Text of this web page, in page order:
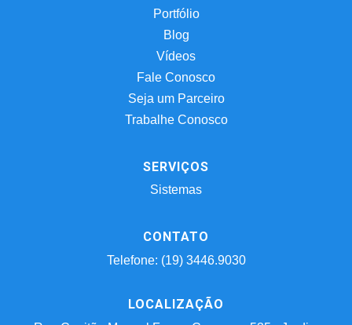
Portfólio
Blog
Vídeos
Fale Conosco
Seja um Parceiro
Trabalhe Conosco
SERVIÇOS
Sistemas
CONTATO
Telefone: (19) 3446.9030
LOCALIZAÇÃO